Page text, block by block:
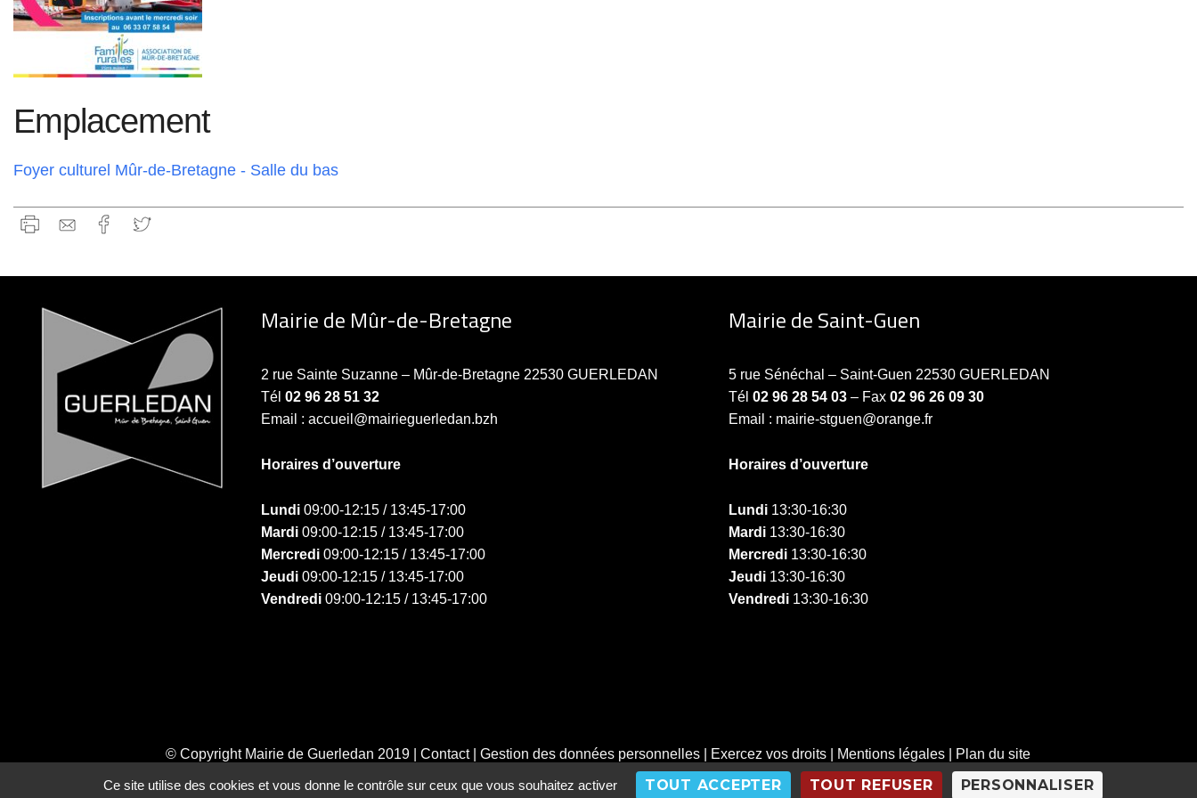
Emplacement
Foyer culturel Mûr-de-Bretagne - Salle du bas
Mairie de Mûr-de-Bretagne
2 rue Sainte Suzanne – Mûr-de-Bretagne 22530 GUERLEDAN
Tél 02 96 28 51 32
Email : accueil@mairieguerledan.bzh
Horaires d’ouverture
Lundi09:00-12:15 / 13:45-17:00
Mardi09:00-12:15 / 13:45-17:00
Mercredi09:00-12:15 / 13:45-17:00
Jeudi09:00-12:15 / 13:45-17:00
Vendredi09:00-12:15 / 13:45-17:00
Mairie de Saint-Guen
5 rue Sénéchal – Saint-Guen 22530 GUERLEDAN
Tél02 96 28 54 03 – Fax02 96 26 09 30
Email : mairie-stguen@orange.fr
Horaires d’ouverture
Lundi 13:30-16:30
Mardi 13:30-16:30
Mercredi 13:30-16:30
Jeudi 13:30-16:30
Vendredi 13:30-16:30
© Copyright Mairie de Guerledan 2019 |Contact|Gestion des données personnelles Exercez vos droits Mentions légales Plan du site
Ce site utilise des cookies et vous donne le contrôle sur ceux que vous souhaitez activer TOUT ACCEPTER TOUT REFUSER PERSONNALISER